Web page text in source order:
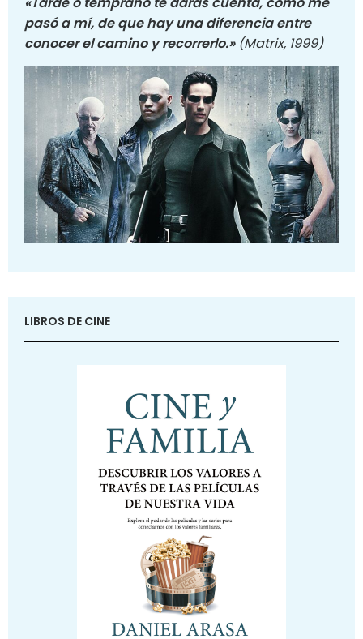
pasó a mí, de que hay una diferencia entre
conocer el camino y recorrerlo.» (Matrix, 1999)
LIBROS DE CINE